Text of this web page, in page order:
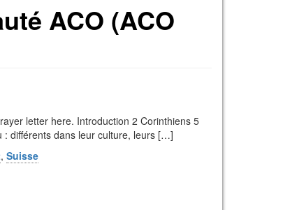
ACO (ACO
letter here. Introduction 2 Corinthiens 5
: différents dans leur culture, leurs […]
, Suisse